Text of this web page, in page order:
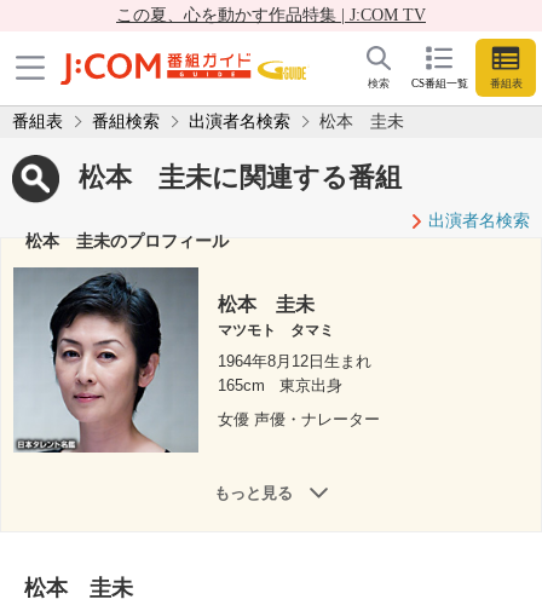
この夏、心を動かす作品特集 | J:COM TV
CS番組一覧 番組表
検索
番組表 番組検索 出演者名検索 松本 圭未
松本 圭未に関連する番組
出演者名検索
松本 圭未のプロフィール
松本 圭未
マツモト タマミ
1964年8月12日生まれ
165cm
東京出身
女優 声優・ナレーター
もっと見る
松本 圭未